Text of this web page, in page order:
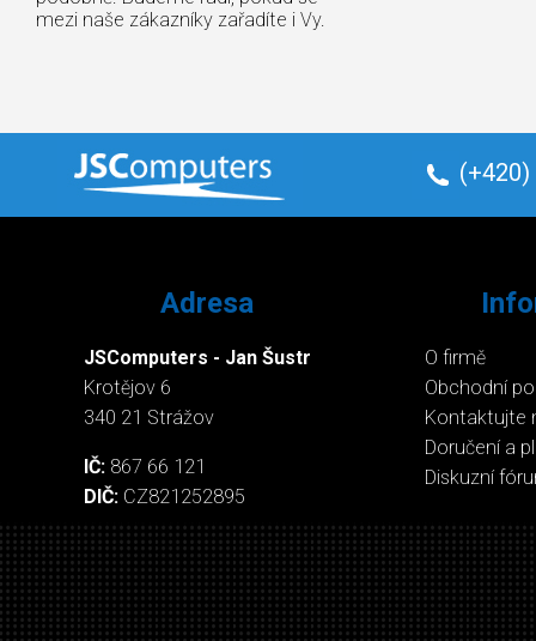
mezi naše zákazníky zařadíte i Vy.
(+420)
Adresa
JSComputers - Jan Šustr
Krotějov 6
340 21 Strážov
IČ: 867 66 121
DIČ: CZ821252895
O firmě
Obchodní
Kontaktujte
Doručení a
Diskuzní